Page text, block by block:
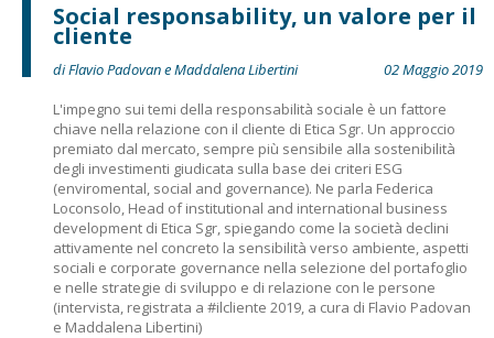
Social responsability, un valore per il
cliente
di Flavio Padovan e Maddalena Libertini
02 Maggio 2019
L'impegno sui temi della responsabilità sociale è un fattore
chiave nella relazione con il cliente di Etica Sgr. Un approccio
premiato dal mercato, sempre più sensibile alla sostenibilità
degli investimenti giudicata sulla base dei criteri ESG
(enviromental, social and governance). Ne parla Federica
Loconsolo, Head of institutional and international business
development di Etica Sgr, spiegando come la società declini
attivamente nel concreto la sensibilità verso ambiente, aspetti
sociali e corporate governance nella selezione del portafoglio
e nelle strategie di sviluppo e di relazione con le persone
(intervista, registrata a #ilcliente 2019, a cura di Flavio Padovan
e Maddalena Libertini)